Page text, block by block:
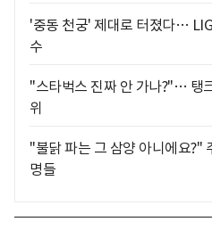
'중동 천궁' 제대로 터졌다…
수
"스타벅스 진짜 안 가나?"… 탱
위
"불닭 파는 그 삼양 아니에요?"
명들